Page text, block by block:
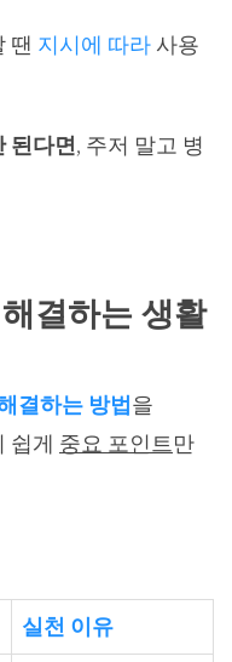
땐 지시에 따라 사용
된다면, 주저 말고 병
결하는 생활
결하는 방법을
쉽게 중요 포인트만
실천 이유